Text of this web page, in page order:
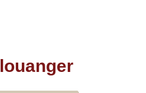
louanger